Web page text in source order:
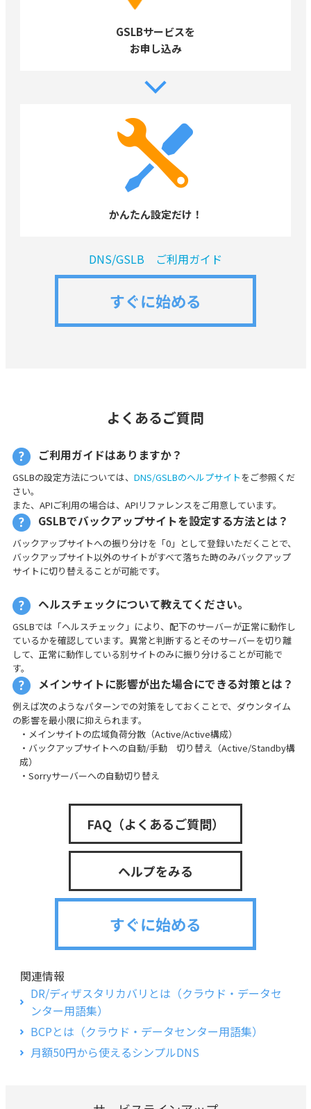
GSLBサービスを
お申し込み
かんたん設定だけ！
DNS/GSLB ご利用ガイド
すぐに始める
よくあるご質問
ご利用ガイドはありますか？
GSLBの設定方法については、 DNS/GSLBのヘルプサイト をご参照くだ
さい。
また、APIご利用の場合は、APIリファレンスをご用意しています。
GSLBでバックアップサイトを設定する方法とは？
バックアップサイトへの振り分けを「0」として登録いただくことで、
バックアップサイト以外のサイトがすべて落ちた時のみバックアップ
サイトに切り替えることが可能です。
ヘルスチェックについて教えてください。
GSLBでは「ヘルスチェック」により、配下のサーバーが正常に動作し
ているかを確認しています。異常と判断するとそのサーバーを切り離
して、正常に動作している別サイトのみに振り分けることが可能で
す。
メインサイトに影響が出た場合にできる対策とは？
例えば次のようなパターンでの対策をしておくことで、ダウンタイム
の影響を最小限に抑えられます。
・メインサイトの広域負荷分散（Active/Active構成）
・バックアップサイトへの自動/手動 切り替え（Active/Standby構
成）
・Sorryサーバーへの自動切り替え
FAQ（よくあるご質問）
ヘルプをみる
すぐに始める
関連情報
DR/ディザスタリカバリとは（クラウド・データセ
ンター用語集）
BCPとは（クラウド・データセンター用語集）
月額50円から使えるシンプルDNS